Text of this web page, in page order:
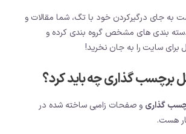
به جای درگیرکردن خود با تگ، شما مقالات و
دسته بندی های مشخص گروه بندی کرده و
سایت را به جان نخرید!
برچسب گذاری چه باید کرد؟
گذاری و صفحات زامبی ساخته شده در
هست.